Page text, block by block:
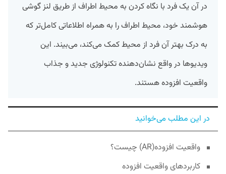
در آن یک فرد با نگاه کردن به محیط اطراف از طریق لنز گوشی
هوشمند خود، محیط اطراف را به همراه اطلاعاتی کامل‌تر که
به درک بهتر آن فرد از محیط کمک می‌کند، می‌بیند. این
ویدیوها در واقع نشان‌دهنده تکنولوژی جدید و جذاب
واقعیت افزوده هستند.
در این مطلب می‌خوانید
واقعیت افزوده(AR) چیست؟
کاربردهای واقعیت افزوده